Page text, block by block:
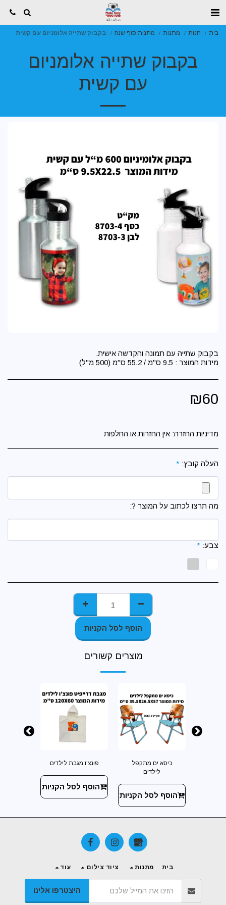
בית חנות מתנות מתנות סוף שנה בקבוק שתייה אלומניום עם קשית
בקבוק שתייה אלומניום
עם קשית
מידות המוצר : 9.5 ס"מ / 55.2 ס"מ (500 מ"ל)
₪60
מדיניות החזרה: אין החזרות או החלפות
העלה קובץ: *
מה תרצו לכתוב על המוצר ?:
צבע: *
הוסף לסל הקניות
מוצרים קשורים
כיסא ים מתקפל
לילדים
הוסף לסל הקניות
פונצ'ו מגבת לילדים
הוסף לסל הקניות
בית מתנות ציוד צילום עוד
היצטרפו אלינו